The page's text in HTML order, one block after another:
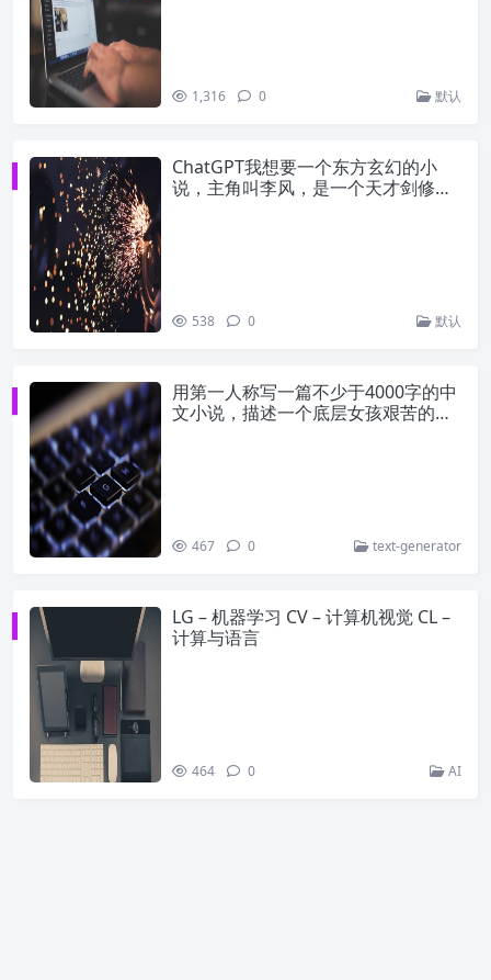
1,316 0 默认
ChatGPT我想要一个东方玄幻的小
说，主角叫李风，是一个天才剑修，
538 0 默认
用第一人称写一篇不少于4000字的中
文小说，描述一个底层女孩艰苦的活
467 0 text-generator
LG – 机器学习 CV – 计算机视觉 CL –
计算与语言
464 0 AI